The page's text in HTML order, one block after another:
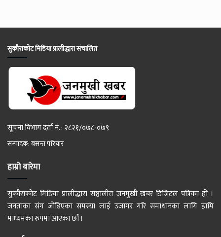
सुकौराकोट मिडिया प्रालीद्धारा संचालित
सूचना विभाग दर्ता नं. : २८२१/०७८-०७९
सम्पादक: बसन्त परियार
हाम्रो बारेमा
सुकौराकोट मिडिया प्रालीद्धारा सञ्चालीत जनमुखी खबर डिजिटल पत्रिका हो ।
जनताका संग जोडिएका समस्या लाई उजागर गरि समाधानका लागि हामि
माध्यमका रुपमा आएका छौं ।